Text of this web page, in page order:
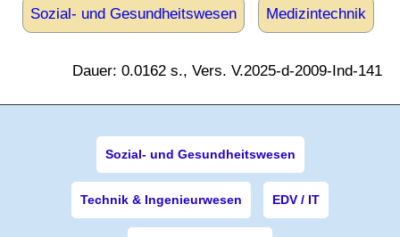
Sozial- und Gesundheitswesen Medizintechnik
Dauer: 0.0162 s., Vers. V.2025-d-2009-Ind-141
Sozial- und Gesundheitswesen
Technik & Ingenieurwesen EDV / IT